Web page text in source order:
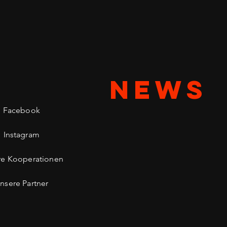
Facebook
Instagram
Kooperationen
Partner
NEWS